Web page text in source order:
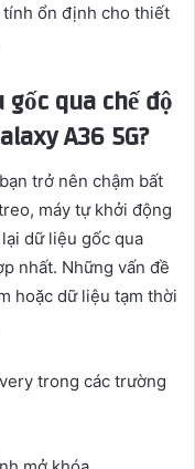
ổn định cho thiết
qua chế độ
A36 5G?
trở nên chậm bất
máy tự khởi động
dữ liệu gốc qua
nhất. Những vấn đề
hoặc dữ liệu tạm thời
trong các trường